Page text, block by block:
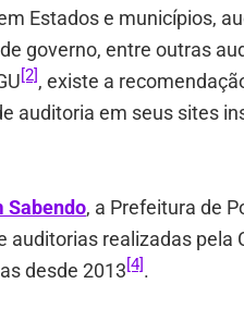
Estados e municípios,
governo, entre outras
[2], existe a
auditoria em seus sites
Sabendo, a Prefeitura de
auditorias realizadas pela
desde 2013[4].